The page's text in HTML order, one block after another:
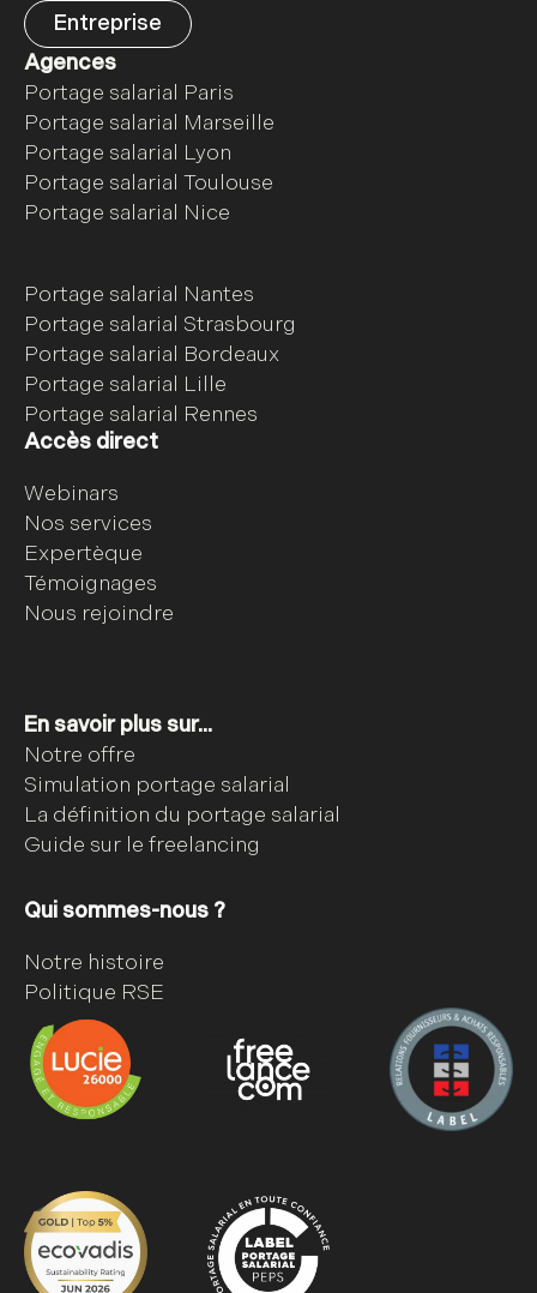
Entreprise
Agences
Portage salarial Paris
Portage salarial Marseille
Portage salarial Lyon
Portage salarial Toulouse
Portage salarial Nice
Portage salarial Nantes
Portage salarial Strasbourg
Portage salarial Bordeaux
Portage salarial Lille
Portage salarial Rennes
Accès direct
Webinars
Nos services
Expertèque
Témoignages
Nous rejoindre
En savoir plus sur...
Notre offre
Simulation portage salarial
La définition du portage salarial
Guide sur le freelancing
Qui sommes-nous ?
Notre histoire
Politique RSE